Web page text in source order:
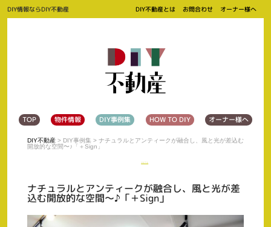
DIY情報ならDIY不動産 DIY不動産とは お問合わせ オーナー様へ
TOP 物件情報 DIY事例集 HOW TO DIY オーナー様へ
DIY不動産> DIY事例集> ナチュラルとアンティークが融合し、風と光が差込む
開放的な空間〜♪「＋Sign」
ツイート
ナチュラルとアンティークが融合し、風と光が差
込む開放的な空間〜♪「＋Sign」